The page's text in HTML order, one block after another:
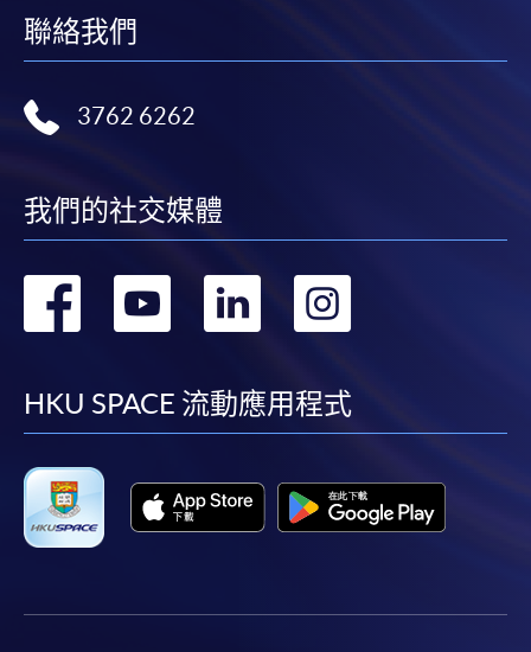
聯絡我們
3762 6262
我們的社交媒體
轉
facebook
轉
youtube
轉
linkedin
HKU SPACE 流動應用程式